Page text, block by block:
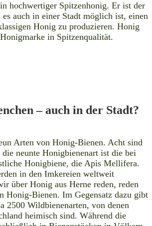
hochwertiger Spitzenhonig. Er ist der
es auch in einer Stadt möglich ist, einen
Honig zu produzieren. Honig
in Spitzenqualität.
– auch in der Stadt?
Arten von Honig-Bienen. Acht sind
neunte Honigbienenart ist die bei
Honigbiene, die Apis Mellifera.
in den Imkereien weltweit
über Honig aus Herne reden, reden
Honig-Bienen. Im Gegensatz dazu gibt
2500 Wildbienenarten, von denen
heimisch sind. Während die